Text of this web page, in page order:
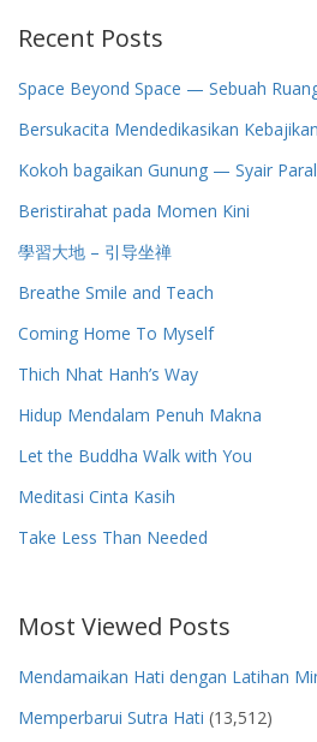
Recent Posts
Space Beyond Space — Sebuah
Bersukacita Mendedikasikan Kebajikan
Kokoh bagaikan Gunung — Syair
Beristirahat pada Momen Kini
學習大地 – 引导坐禅
Breathe Smile and Teach
Coming Home To Myself
Thich Nhat Hanh’s Way
Hidup Mendalam Penuh Makna
Let the Buddha Walk with You
Meditasi Cinta Kasih
Take Less Than Needed
Most Viewed Posts
Mendamaikan Hati dengan Latihan
Memperbarui Sutra Hati (13,512)